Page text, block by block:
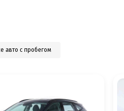
авто с пробегом